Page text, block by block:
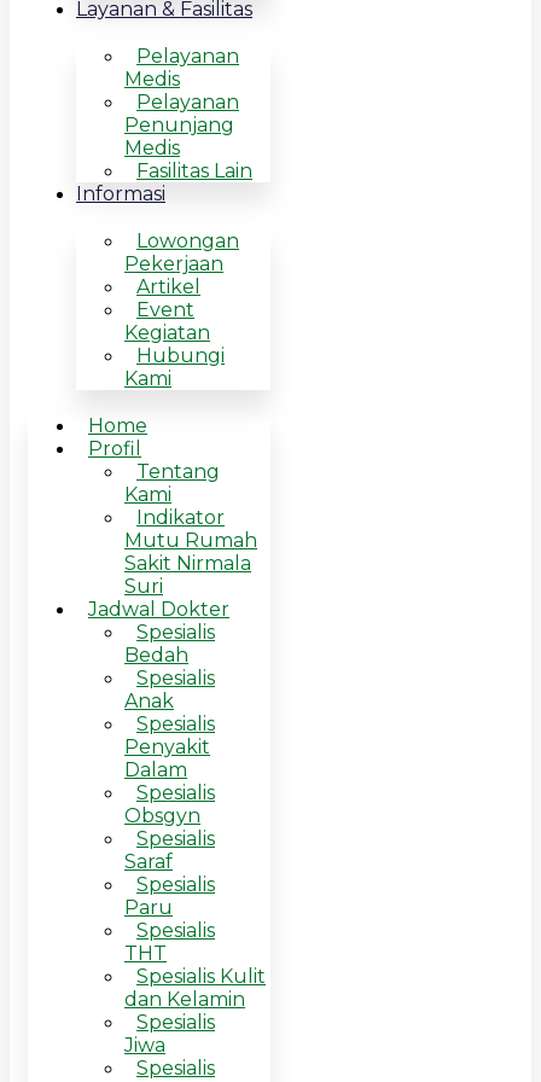
Layanan & Fasilitas
Pelayanan
Medis
Pelayanan
Penunjang
Medis
Fasilitas Lain
Informasi
Lowongan
Pekerjaan
Artikel
Event
Kegiatan
Hubungi
Kami
Home
Profil
Tentang
Kami
Indikator
Mutu Rumah
Sakit Nirmala
Suri
Jadwal Dokter
Spesialis
Bedah
Spesialis
Anak
Spesialis
Penyakit
Dalam
Spesialis
Obsgyn
Spesialis
Saraf
Spesialis
Paru
Spesialis
THT
Spesialis Kulit
dan Kelamin
Spesialis
Jiwa
Spesialis